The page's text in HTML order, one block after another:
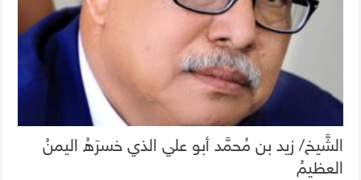
الشَّيخ/ زيد بن مُحمَّد أبو علي الذي خسرَهُ اليمنُ
العظيمُ